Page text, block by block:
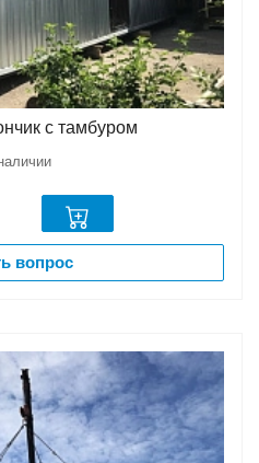
с тамбуром
вопрос